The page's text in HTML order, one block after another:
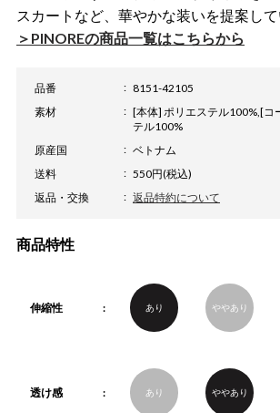
スカートなど、華やかな装いを提案して
＞PINOREの商品一覧はこちらから
品番
8151-42105
素材
[本体] ポリエステル100%,[コ
テル100%
原産国
ベトナム
送料
550円(税込)
返品・交換
返品特約について
商品特性
伸縮性 あり ややあり
透け感 あり ややあり